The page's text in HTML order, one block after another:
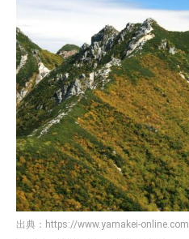
出典： https://www.yamakei-online.com